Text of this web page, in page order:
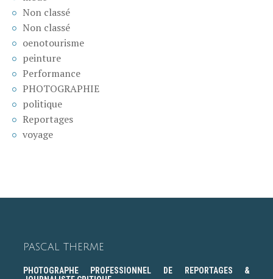
Non classé
Non classé
oenotourisme
peinture
Performance
PHOTOGRAPHIE
politique
Reportages
voyage
PASCAL THERME
PHOTOGRAPHE PROFESSIONNEL DE REPORTAGES &